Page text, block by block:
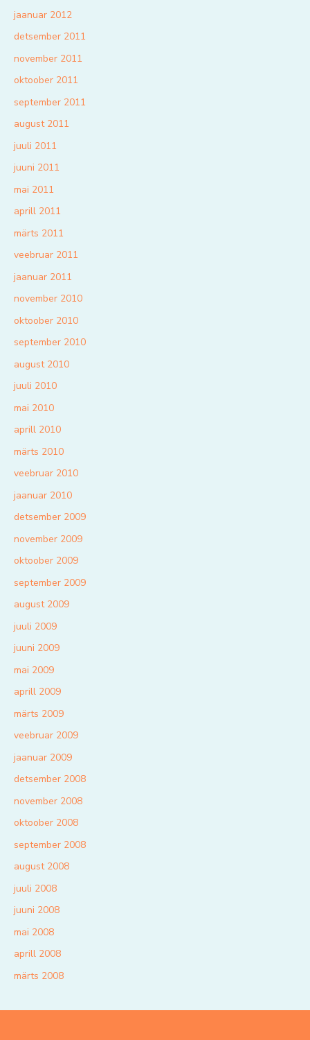
jaanuar 2012
detsember 2011
november 2011
oktoober 2011
september 2011
august 2011
juuli 2011
juuni 2011
mai 2011
aprill 2011
märts 2011
veebruar 2011
jaanuar 2011
november 2010
oktoober 2010
september 2010
august 2010
juuli 2010
mai 2010
aprill 2010
märts 2010
veebruar 2010
jaanuar 2010
detsember 2009
november 2009
oktoober 2009
september 2009
august 2009
juuli 2009
juuni 2009
mai 2009
aprill 2009
märts 2009
veebruar 2009
jaanuar 2009
detsember 2008
november 2008
oktoober 2008
september 2008
august 2008
juuli 2008
juuni 2008
mai 2008
aprill 2008
märts 2008